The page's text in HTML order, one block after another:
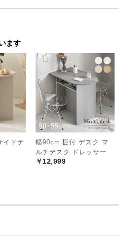
ます
イドテ
幅90cm 棚付 デスク マ
ルチデスク ドレッサー
￥12,999